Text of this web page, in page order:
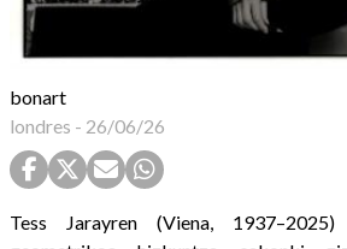
bonart
londres - 26/06/26
Tess Jarayren (Viena,